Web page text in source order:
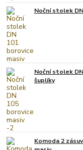
Noční stolek
Noční stolek
šuplíky
Komoda 2